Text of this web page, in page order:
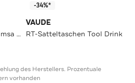
T-Shirt T-Shirt Men's Qimsa Pro HZ Shirt glowing red
-34%*
VAUDE
RT-Satteltaschen Tool Drink
des Herstellers. Prozentuale
vorhanden